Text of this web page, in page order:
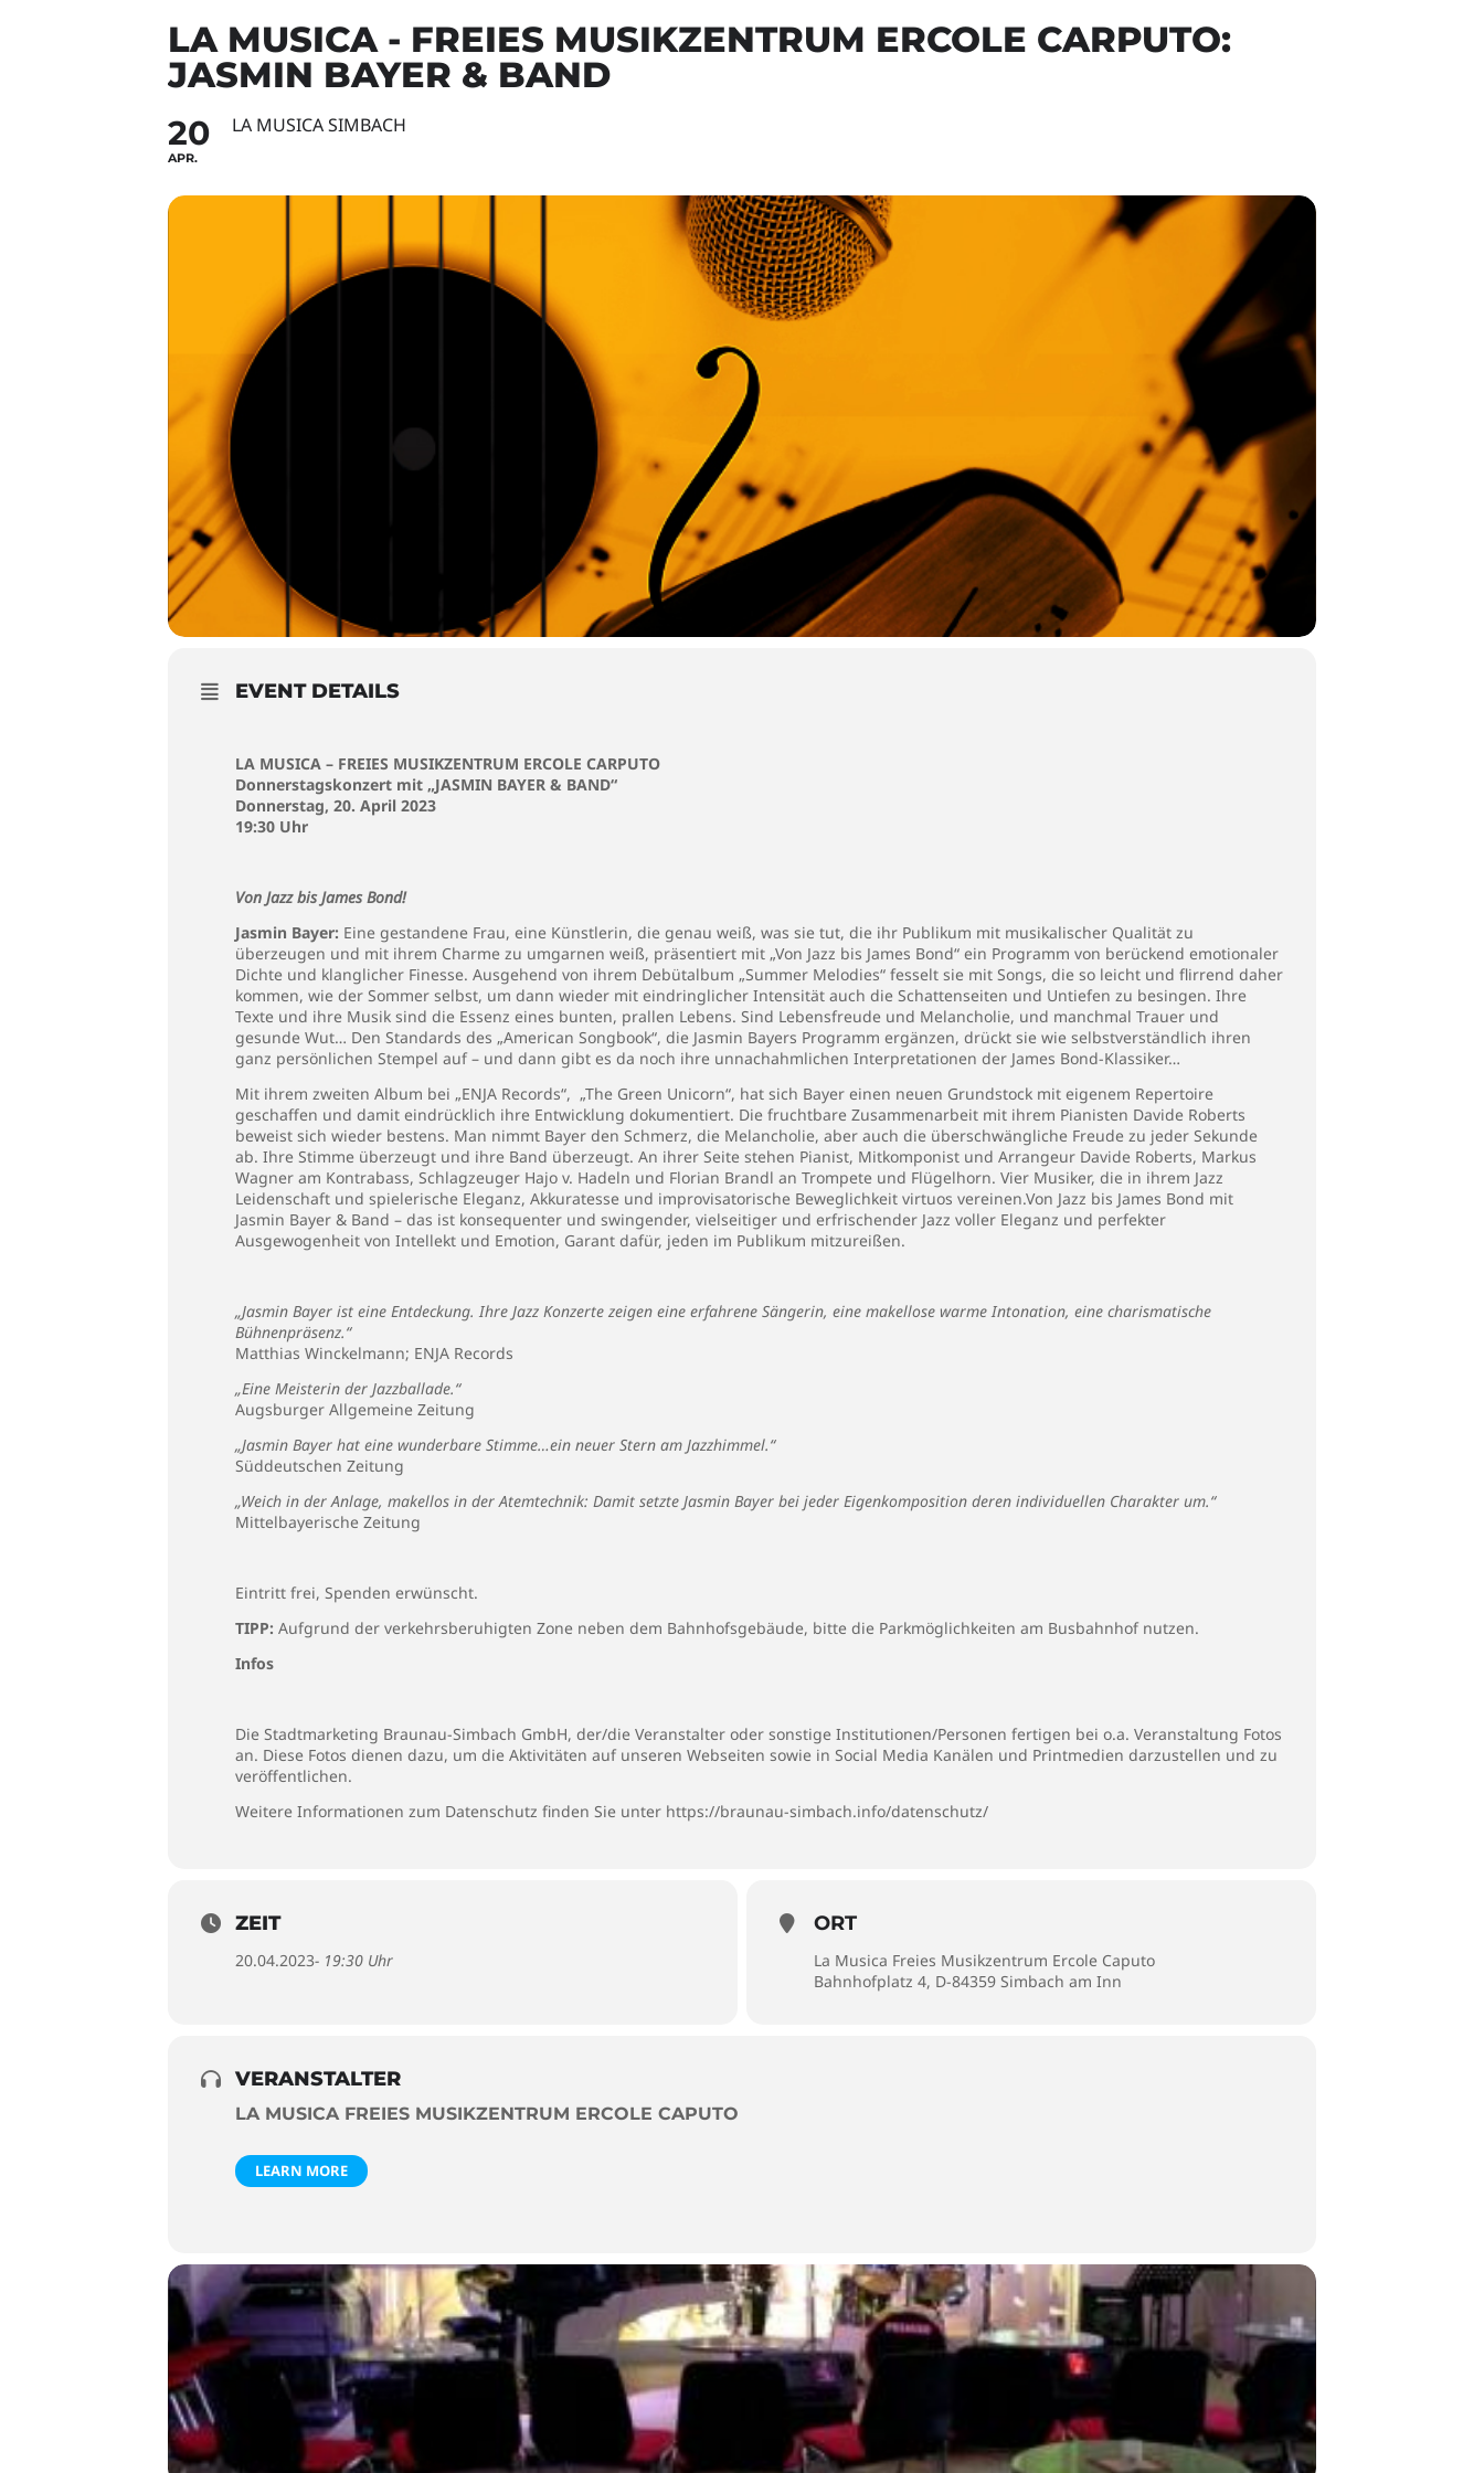
LA MUSICA - FREIES MUSIKZENTRUM ERCOLE CARPUTO:
JASMIN BAYER & BAND
20
APR.
LA MUSICA SIMBACH
EVENT DETAILS
LA MUSICA – FREIES MUSIKZENTRUM ERCOLE CARPUTO
Donnerstagskonzert mit „JASMIN BAYER & BAND“
Donnerstag, 20. April 2023
19:30 Uhr
Von Jazz bis James Bond!
Jasmin Bayer: Eine gestandene Frau, eine Künstlerin, die genau weiß, was sie tut, die ihr Publikum mit musikalischer Qualität zu
überzeugen und mit ihrem Charme zu umgarnen weiß, präsentiert mit „Von Jazz bis James Bond“ ein Programm von berückend emotionaler
Dichte und klanglicher Finesse. Ausgehend von ihrem Debütalbum „Summer Melodies“ fesselt sie mit Songs, die so leicht und flirrend daher
kommen, wie der Sommer selbst, um dann wieder mit eindringlicher Intensität auch die Schattenseiten und Untiefen zu besingen. Ihre
Texte und ihre Musik sind die Essenz eines bunten, prallen Lebens. Sind Lebensfreude und Melancholie, und manchmal Trauer und
gesunde Wut… Den Standards des „American Songbook“, die Jasmin Bayers Programm ergänzen, drückt sie wie selbstverständlich ihren
ganz persönlichen Stempel auf – und dann gibt es da noch ihre unnachahmlichen Interpretationen der James Bond-Klassiker…
Mit ihrem zweiten Album bei „ENJA Records“, „The Green Unicorn“, hat sich Bayer einen neuen Grundstock mit eigenem Repertoire
geschaffen und damit eindrücklich ihre Entwicklung dokumentiert. Die fruchtbare Zusammenarbeit mit ihrem Pianisten Davide Roberts
beweist sich wieder bestens. Man nimmt Bayer den Schmerz, die Melancholie, aber auch die überschwängliche Freude zu jeder Sekunde
ab. Ihre Stimme überzeugt und ihre Band überzeugt. An ihrer Seite stehen Pianist, Mitkomponist und Arrangeur Davide Roberts, Markus
Wagner am Kontrabass, Schlagzeuger Hajo v. Hadeln und Florian Brandl an Trompete und Flügelhorn. Vier Musiker, die in ihrem Jazz
Leidenschaft und spielerische Eleganz, Akkuratesse und improvisatorische Beweglichkeit virtuos vereinen.Von Jazz bis James Bond mit
Jasmin Bayer & Band – das ist konsequenter und swingender, vielseitiger und erfrischender Jazz voller Eleganz und perfekter
Ausgewogenheit von Intellekt und Emotion, Garant dafür, jeden im Publikum mitzureißen.
„Jasmin Bayer ist eine Entdeckung. Ihre Jazz Konzerte zeigen eine erfahrene Sängerin, eine makellose warme Intonation, eine charismatische
Bühnenpräsenz.“
Matthias Winckelmann; ENJA Records
„Eine Meisterin der Jazzballade.“
Augsburger Allgemeine Zeitung
„Jasmin Bayer hat eine wunderbare Stimme…ein neuer Stern am Jazzhimmel.“
Süddeutschen Zeitung
„Weich in der Anlage, makellos in der Atemtechnik: Damit setzte Jasmin Bayer bei jeder Eigenkomposition deren individuellen Charakter um.“
Mittelbayerische Zeitung
Eintritt frei, Spenden erwünscht.
TIPP: Aufgrund der verkehrsberuhigten Zone neben dem Bahnhofsgebäude, bitte die Parkmöglichkeiten am Busbahnhof nutzen.
Infos
Die Stadtmarketing Braunau-Simbach GmbH, der/die Veranstalter oder sonstige Institutionen/Personen fertigen bei o.a. Veranstaltung Fotos
an. Diese Fotos dienen dazu, um die Aktivitäten auf unseren Webseiten sowie in Social Media Kanälen und Printmedien darzustellen und zu
veröffentlichen.
Weitere Informationen zum Datenschutz finden Sie unter https://braunau-simbach.info/datenschutz/
ZEIT
20.04.2023- 19:30 Uhr
ORT
La Musica Freies Musikzentrum Ercole Caputo
Bahnhofplatz 4, D-84359 Simbach am Inn
VERANSTALTER
LA MUSICA FREIES MUSIKZENTRUM ERCOLE CAPUTO
LEARN MORE